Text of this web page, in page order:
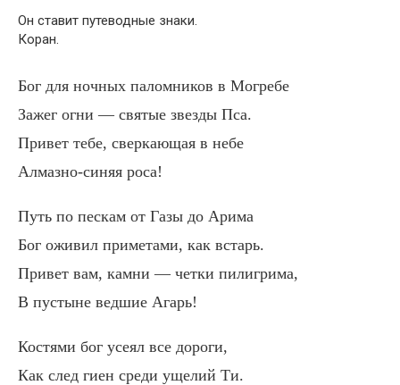
Он ставит путеводные знаки.
Коран.
Бог для ночных паломников в Могребе
Зажег огни — святые звезды Пса.
Привет тебе, сверкающая в небе
Алмазно-синяя роса!
Путь по пескам от Газы до Арима
Бог оживил приметами, как встарь.
Привет вам, камни — четки пилигрима,
В пустыне ведшие Агарь!
Костями бог усеял все дороги,
Как след гиен среди ущелий Ти.